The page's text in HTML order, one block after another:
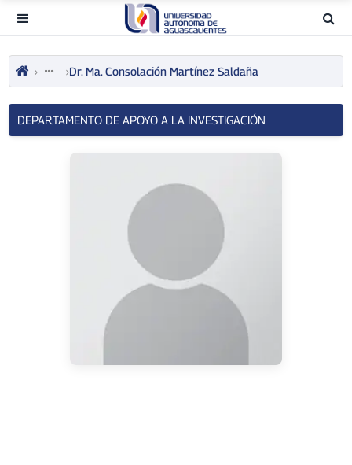
Dr. Ma. Consolación Martínez Saldaña
DEPARTAMENTO DE APOYO A LA INVESTIGACIÓN